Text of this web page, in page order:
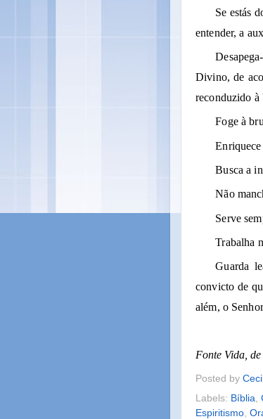
Se estás
entender, a
Divino, de
reconduzido à
Foge à
Busca a
Não
Serve
Trabalha
Guarda
convicto de
além, o
Fonte Vida,
Posted by
Labels: Bíblia
Espiritismo